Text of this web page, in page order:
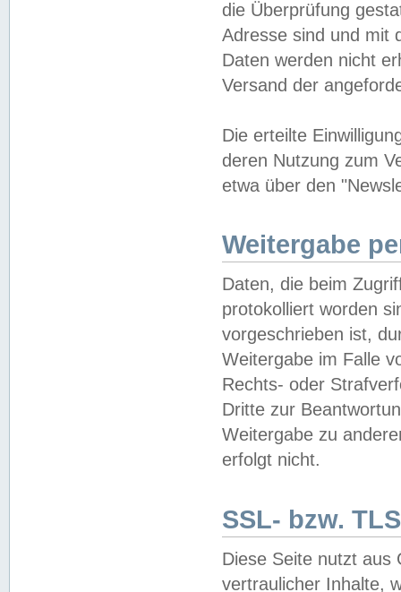
die Überprüfung
Adresse sind und mit
Daten werden nicht
Versand der
Die erteilte
deren Nutzung zum
etwa über den
Weitergabe
Daten, die beim
protokolliert worden
vorgeschrieben ist,
Weitergabe im Falle
Rechts- oder
Dritte zur
Weitergabe zu
erfolgt nicht.
SSL- bzw.
Diese Seite nutzt aus
vertraulicher Inhalte,